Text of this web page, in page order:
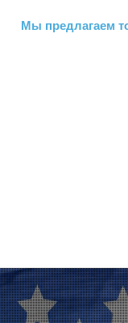
Мы предлагаем